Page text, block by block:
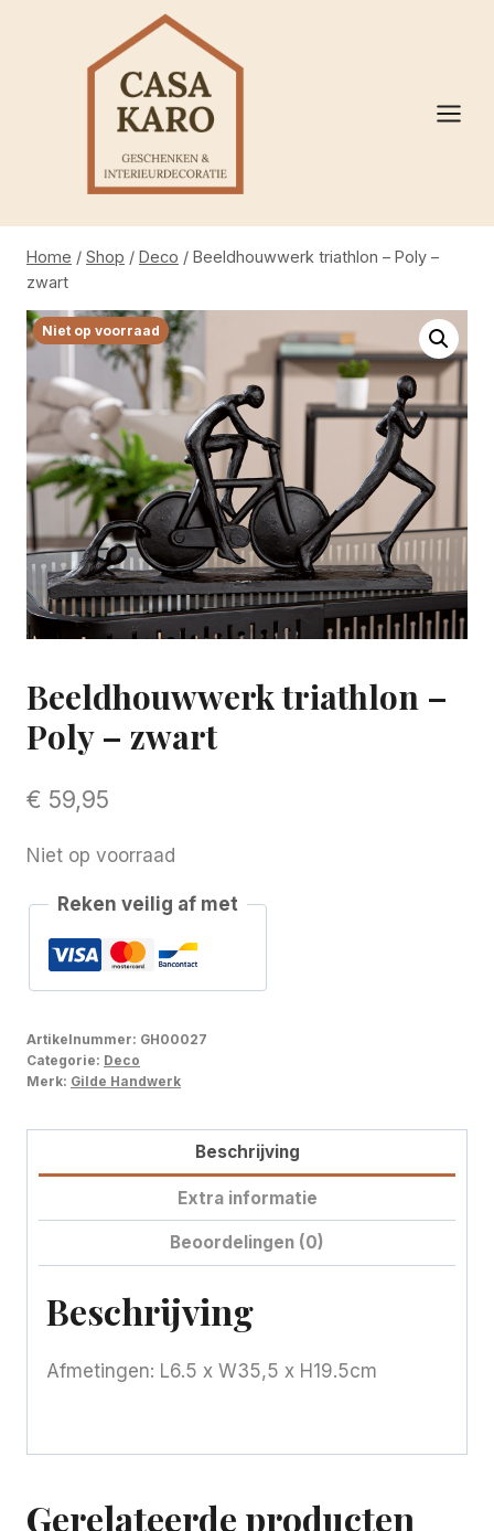
Home / Shop / Deco / Beeldhouwwerk triathlon – Poly –
zwart
Niet op voorraad
Beeldhouwwerk triathlon –
Poly – zwart
€ 59,95
Niet op voorraad
Reken veilig af met
Artikelnummer: GH00027
Categorie: Deco
Merk: Gilde Handwerk
Beschrijving
Extra informatie
Beoordelingen (0)
Beschrijving
Afmetingen: L6.5 x W35,5 x H19.5cm
Gerelateerde producten